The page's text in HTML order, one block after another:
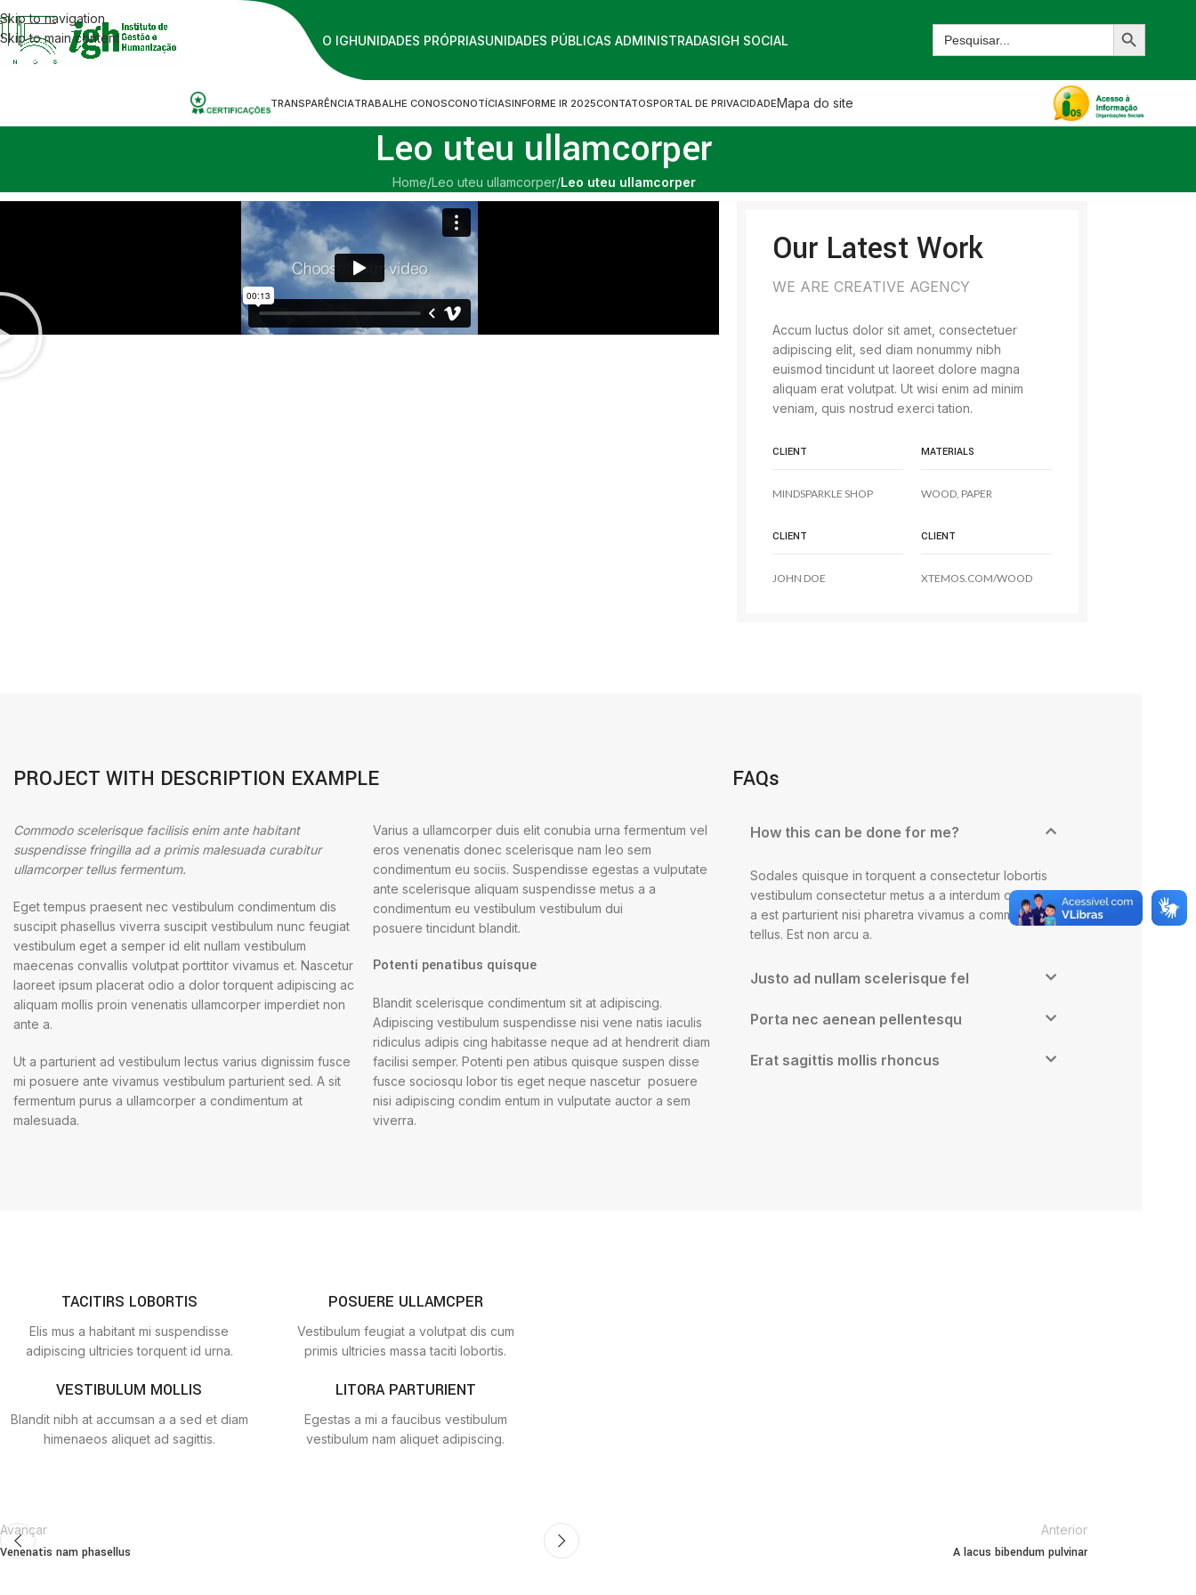
Skip to navigation
Skip to main content
O IGHUNIDADES PRÓPRIASUNIDADES PÚBLICAS ADMINISTRADASIGH SOCIAL
TRANSPARÊNCIATRABALHE CONOSCONOTÍCIASINFORME IR 2025CONTATOSPORTAL DE PRIVACIDADEMapa do site
Leo uteu ullamcorper
Home/Leo uteu ullamcorper/Leo uteu ullamcorper
Our Latest Work
WE ARE CREATIVE AGENCY
Accum luctus dolor sit amet, consectetuer
adipiscing elit, sed diam nonummy nibh
euismod tincidunt ut laoreet dolore magna
aliquam erat volutpat. Ut wisi enim ad minim
veniam, quis nostrud exerci tation.
CLIENT MATERIALS
MINDSPARKLE SHOP WOOD, PAPER
CLIENT CLIENT
JOHN DOE XTEMOS.COM/WOOD
PROJECT WITH DESCRIPTION EXAMPLE
Commodo scelerisque facilisis enim ante habitant
suspendisse fringilla ad a primis malesuada curabitur
ullamcorper tellus fermentum.
Eget tempus praesent nec vestibulum condimentum dis
suscipit phasellus viverra suscipit vestibulum nunc feugiat
vestibulum eget a semper id elit nullam vestibulum
maecenas convallis volutpat porttitor vivamus et. Nascetur
laoreet ipsum placerat odio a dolor torquent adipiscing ac
aliquam mollis proin venenatis ullamcorper imperdiet non
ante a.
Ut a parturient ad vestibulum lectus varius dignissim fusce
mi posuere ante vivamus vestibulum parturient sed. A sit
fermentum purus a ullamcorper a condimentum at
malesuada.
Varius a ullamcorper duis elit conubia urna fermentum vel
eros venenatis donec scelerisque nam leo sem
condimentum eu sociis. Suspendisse egestas a vulputate
ante scelerisque aliquam suspendisse metus a a
condimentum eu vestibulum vestibulum dui
posuere tincidunt blandit.
Potenti penatibus quisque
Blandit scelerisque condimentum sit at adipiscing.
Adipiscing vestibulum suspendisse nisi vene natis iaculis
ridiculus adipis cing habitasse neque ad at hendrerit diam
facilisi semper. Potenti pen atibus quisque suspen disse
fusce sociosqu lobor tis eget neque nascetur posuere
nisi adipiscing condim entum in vulputate auctor a sem
viverra.
FAQs
How this can be done for me?
Sodales quisque in torquent a consectetur lobortis
vestibulum consectetur metus a a interdum odio orci
a est parturient nisi pharetra vivamus a commodo
tellus. Est non arcu a.
Justo ad nullam scelerisque fel
Porta nec aenean pellentesqu
Erat sagittis mollis rhoncus
TACITIRS LOBORTIS
Elis mus a habitant mi suspendisse
adipiscing ultricies torquent id urna.
VESTIBULUM MOLLIS
Blandit nibh at accumsan a a sed et diam
himenaeos aliquet ad sagittis.
POSUERE ULLAMCPER
Vestibulum feugiat a volutpat dis cum
primis ultricies massa taciti lobortis.
LITORA PARTURIENT
Egestas a mi a faucibus vestibulum
vestibulum nam aliquet adipiscing.
Avançar
Venenatis nam phasellus
Anterior
A lacus bibendum pulvinar